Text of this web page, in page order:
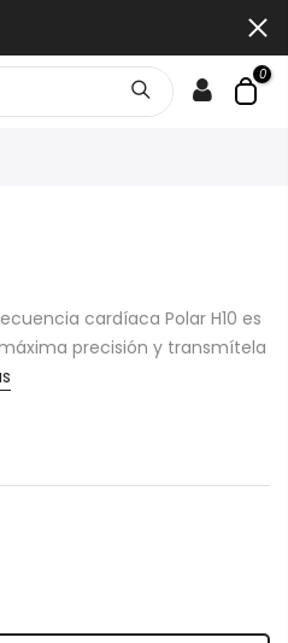
0
cardíaca Polar H10 es
precisión y transmítela